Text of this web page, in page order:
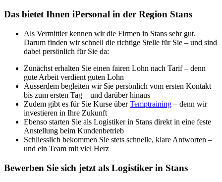
Das bietet Ihnen iPersonal in der Region Stans
Als Vermittler kennen wir die Firmen in Stans sehr gut.
Darum finden wir schnell die richtige Stelle für Sie – und sind
dabei persönlich für Sie da:
Zunächst erhalten Sie einen fairen Lohn nach Tarif – denn
gute Arbeit verdient guten Lohn
Ausserdem begleiten wir Sie persönlich vom ersten Kontakt
bis zum ersten Tag – und darüber hinaus
Zudem gibt es für Sie Kurse überTemptraining – denn wir
investieren in Ihre Zukunft
Ebenso starten Sie als Logistiker in Stans direkt in eine feste
Anstellung beim Kundenbetrieb
Schliesslich bekommen Sie stets schnelle, klare Antworten –
und ein Team mit viel Herz
Bewerben Sie sich jetzt als Logistiker in Stans